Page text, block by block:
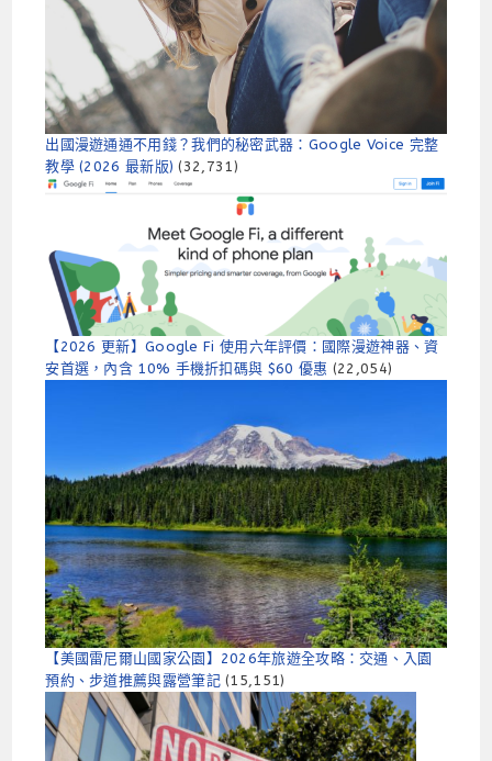
出國漫遊通通不用錢？我們的秘密武器：Google Voice 完整
教學 (2026 最新版) (32,731)
【2026 更新】Google Fi 使用六年評價：國際漫遊神器、資
安首選，內含 10% 手機折扣碼與 $60 優惠 (22,054)
【美國雷尼爾山國家公園】2026年旅遊全攻略：交通、入園
預約、步道推薦與露營筆記 (15,151)